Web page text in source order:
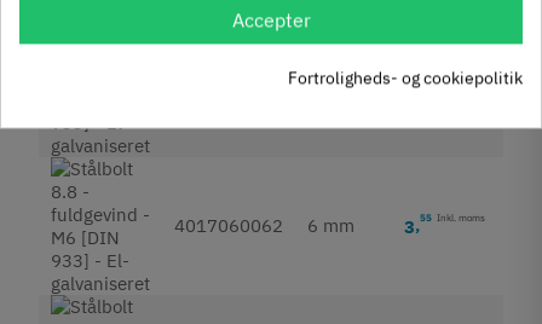
55 mm 3, 30 Inkl. moms
4017060062 6 mm 3,55 Inkl. moms
Accepter
Fortroligheds- og cookiepolitik